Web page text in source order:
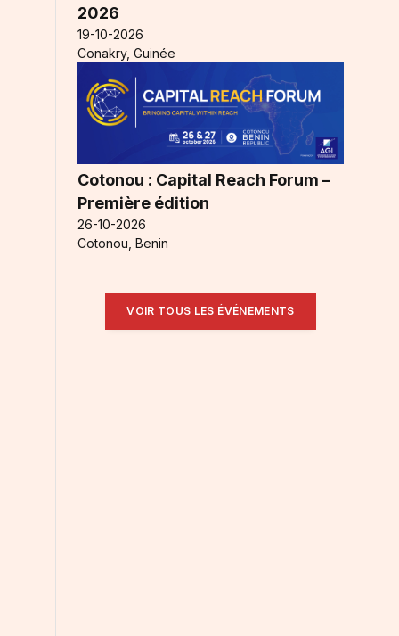
2026
19-10-2026
Conakry, Guinée
Cotonou : Capital Reach Forum –
Première édition
26-10-2026
Cotonou, Benin
VOIR TOUS LES ÉVÉNEMENTS